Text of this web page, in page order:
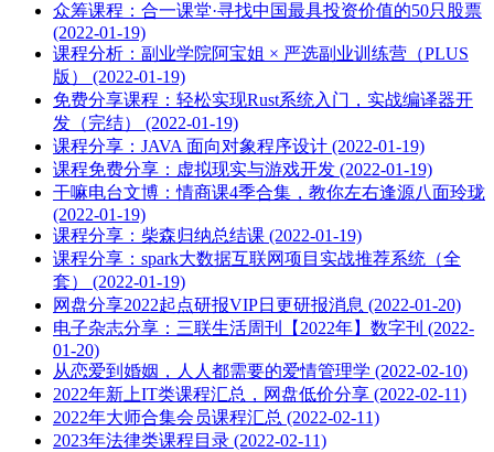
众筹课程：合一课堂·寻找中国最具投资价值的50只股票
(2022-01-19)
课程分析：副业学院阿宝姐 × ‭严‮副选‬业‭训练营（PLUS
版） (2022-01-19)
免费分享课程：轻松实现Rust系统入门，实战编译器开
发（完结） (2022-01-19)
课程分享：JAVA 面向对象程序设计 (2022-01-19)
课程免费分享：虚拟现实与游戏开发 (2022-01-19)
干嘛电台文博：情商课4季合集，教你左右逢源八面玲珑
(2022-01-19)
课程分享：柴森归纳总结课 (2022-01-19)
课程分享：spark大数据互联网项目实战推荐系统（全
套） (2022-01-19)
网盘分享2022起点研报VIP日更研报消息 (2022-01-20)
电子杂志分享：三联生活周刊【2022年】数字刊 (2022-
01-20)
从恋爱到婚姻，人人都需要的爱情管理学 (2022-02-10)
2022年新上IT类课程汇总，网盘低价分享 (2022-02-11)
2022年大师合集会员课程汇总 (2022-02-11)
2023年法律类课程目录 (2022-02-11)